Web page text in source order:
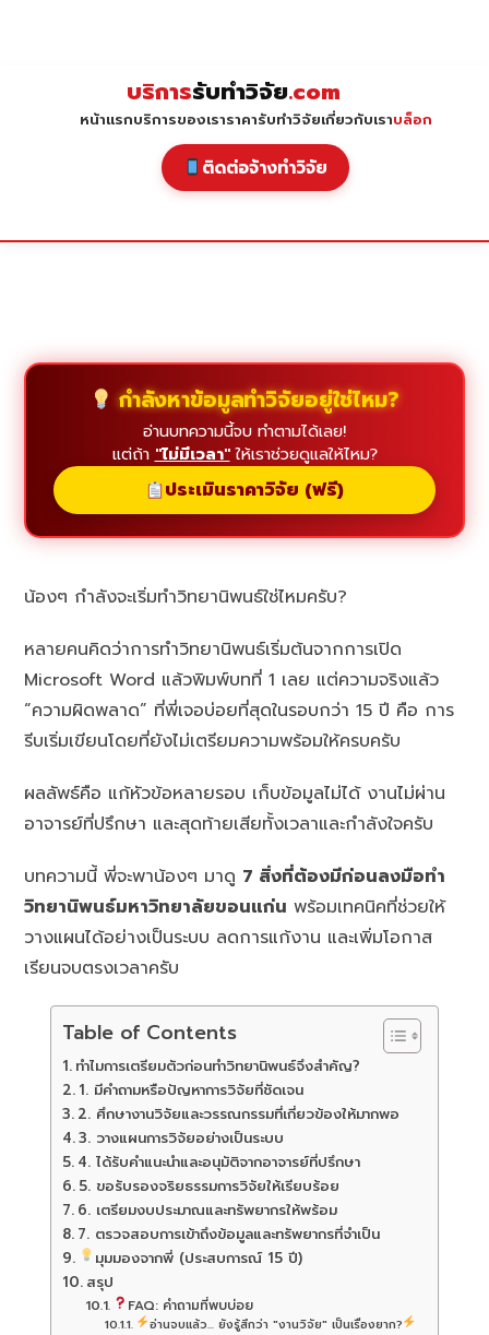
บริการรับทำวิจัย.com
หน้าแรกบริการของเราราคารับทำวิจัยเกี่ยวกับเราบล็อก
ติดต่อจ้างทำวิจัย
กำลังหาข้อมูลทำวิจัยอยู่ใช่ไหม?
อ่านบทความนี้จบ ทำตามได้เลย!
แต่ถ้า "ไม่มีเวลา"ให้เราช่วยดูแลให้ไหม?
ประเมินราคาวิจัย (ฟรี)
น้องๆ กำลังจะเริ่มทำวิทยานิพนธ์ใช่ไหมครับ?
หลายคนคิดว่าการทำวิทยานิพนธ์เริ่มต้นจากการเปิด
Microsoft Word แล้วพิมพ์บทที่ 1 เลย แต่ความจริงแล้ว
“ความผิดพลาด” ที่พี่เจอบ่อยที่สุดในรอบกว่า 15 ปี คือ การ
รีบเริ่มเขียนโดยที่ยังไม่เตรียมความพร้อมให้ครบครับ
ผลลัพธ์คือ แก้หัวข้อหลายรอบ เก็บข้อมูลไม่ได้ งานไม่ผ่าน
อาจารย์ที่ปรึกษา และสุดท้ายเสียทั้งเวลาและกำลังใจครับ
บทความนี้ พี่จะพาน้องๆ มาดู 7 สิ่งที่ต้องมีก่อนลงมือทำ
วิทยานิพนธ์มหาวิทยาลัยขอนแก่น พร้อมเทคนิคที่ช่วยให้
วางแผนได้อย่างเป็นระบบ ลดการแก้งาน และเพิ่มโอกาส
เรียนจบตรงเวลาครับ
Table of Contents
ทำไมการเตรียมตัวก่อนทำวิทยานิพนธ์จึงสำคัญ?
1. มีคำถามหรือปัญหาการวิจัยที่ชัดเจน
2. ศึกษางานวิจัยและวรรณกรรมที่เกี่ยวข้องให้มากพอ
3. วางแผนการวิจัยอย่างเป็นระบบ
4. ได้รับคำแนะนำและอนุมัติจากอาจารย์ที่ปรึกษา
5. ขอรับรองจริยธรรมการวิจัยให้เรียบร้อย
6. เตรียมงบประมาณและทรัพยากรให้พร้อม
7. ตรวจสอบการเข้าถึงข้อมูลและทรัพยากรที่จำเป็น
มุมมองจากพี่ (ประสบการณ์ 15 ปี)
สรุป
FAQ: คำถามที่พบบ่อย
อ่านจบแล้ว... ยังรู้สึกว่า "งานวิจัย" เป็นเรื่องยาก?